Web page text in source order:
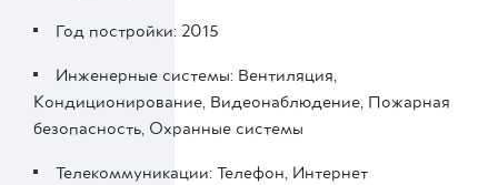
Год постройки: 2015
Инженерные системы: Вентиляция,
Кондиционирование, Видеонаблюдение, Пожарная
безопасность, Охранные системы
Телекоммуникации: Телефон, Интернет